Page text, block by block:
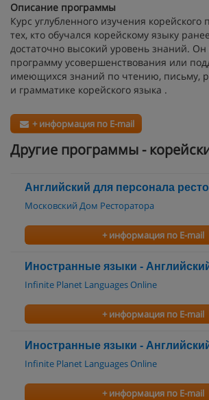
Описание программы
Курс углубленного изучения корейского
тех, кто обучался корейскому языку
достаточно высокий уровень знаний. Он
программу усовершенствования или
имеющихся знаний по чтению, письму,
и грамматике корейского языка .
+ информация по E-mail
Другие программы -
Английский для персонала
Московский Дом Ресторатора
+ информация по E-mail
Иностранные языки -
Infinite Planet Languages Online
+ информация по E-mail
Иностранные языки -
Infinite Planet Languages Online
+ информация по E-mail